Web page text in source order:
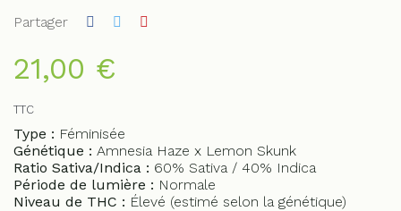
Partager
21,00 €
TTC
Type : Féminisée
Génétique : Amnesia Haze x Lemon Skunk
Ratio Sativa/Indica : 60% Sativa / 40% Indica
Période de lumière : Normale
Niveau de THC : Élevé (estimé selon la génétique)